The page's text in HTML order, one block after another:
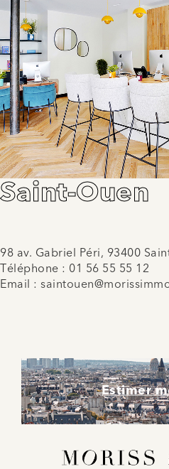
Saint-Ouen
98 av. Gabriel Péri, 93400
Téléphone : 01 56 55 55 12
Email :
Estimer